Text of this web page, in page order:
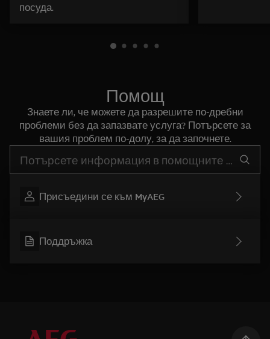
посуда.
Помощ
Знаете ли, че можете да разрешите по-дребни
проблеми без да запазвате услуга? Потърсете за
вашия проблем по-долу, за да започнете.
Присъедини се към MyAEG
Поддръжка